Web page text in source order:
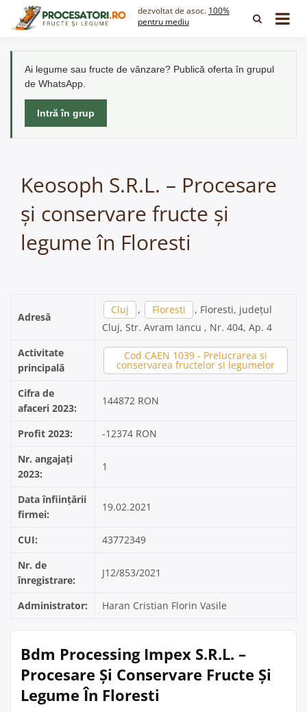
dezvoltat de asoc. 100%
pentru mediu
Ai legume sau fructe de vânzare? Publică oferta în grupul
de WhatsApp.
Intră în grup
Keosoph S.R.L. – Procesare
și conservare fructe și
legume în Floresti
Adresă
Cluj , Floresti
, Floresti, județul
Cluj, Str. Avram Iancu , Nr. 404, Ap. 4
Activitate
principală
Cod CAEN 1039 - Prelucrarea si
conservarea fructelor si legumelor
Cifra de
afaceri 2023:
144872 RON
Profit 2023:
-12374 RON
Nr. angajați
2023:
1
Data înființării
firmei:
19.02.2021
CUI:
43772349
Nr. de
înregistrare:
J12/853/2021
Administrator: Haran Cristian Florin Vasile
Bdm Processing Impex S.R.L. –
Procesare Și Conservare Fructe Și
Legume În Floresti